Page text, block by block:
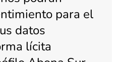
para el
datos
lícita